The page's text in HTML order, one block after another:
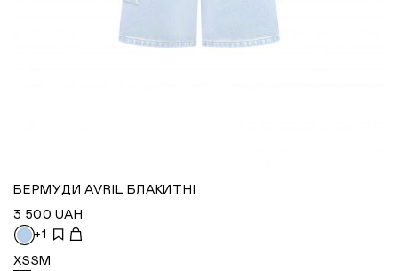
БЕРМУДИ AVRIL БЛАКИТНІ
3 500 UAH
+1
XSS M